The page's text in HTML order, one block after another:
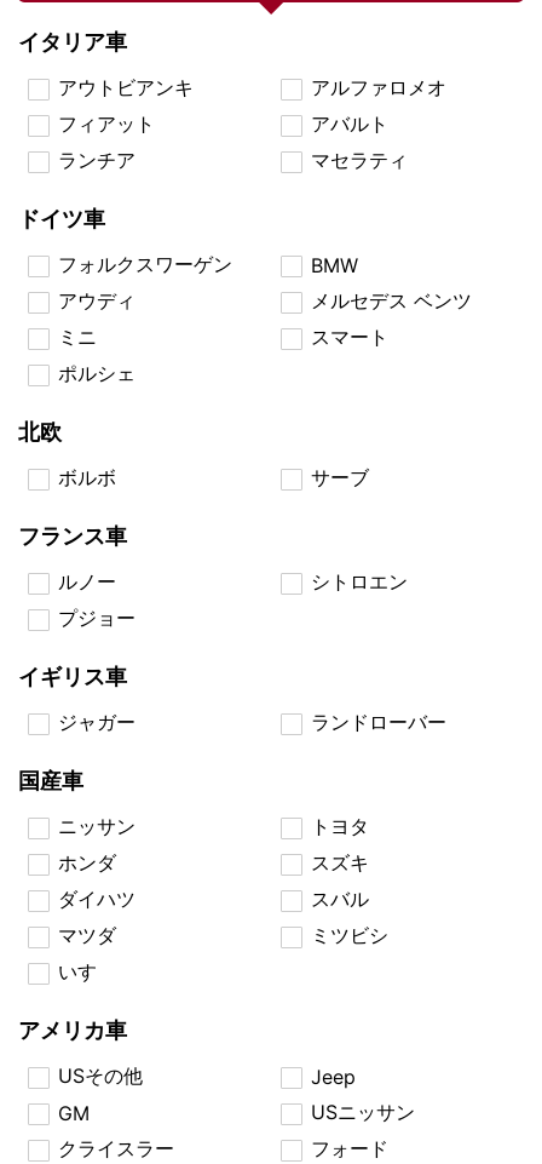
イタリア車
アウトビアンキ
アルファロメオ
フィアット
アバルト
ランチア
マセラティ
ドイツ車
フォルクスワーゲン
BMW
アウディ
メルセデス ベンツ
ミニ
スマート
ポルシェ
北欧
ボルボ サーブ
フランス車
ルノー
シトロエン
プジョー
イギリス車
ジャガー ランドローバー
国産車
ニッサン
トヨタ
ホンダ
スズキ
ダイハツ
スバル
マツダ
ミツビシ
いすゞ
アメリカ車
USその他
Jeep
GM
USニッサン
クライスラー
フォード